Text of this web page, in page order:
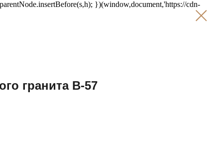
})(window,document,'https://cdn-
гранита В-57